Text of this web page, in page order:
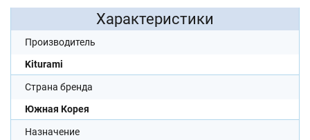
Характеристики
Производитель
Kiturami
Страна бренда
Южная Корея
Назначение